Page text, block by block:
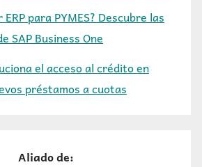
para PYMES? Descubre las
SAP Business One
el acceso al crédito en
préstamos a cuotas
Aliado de: